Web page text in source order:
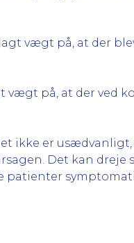
vægt på, at der
på, at der ved
ikke er
Det kan
patienter